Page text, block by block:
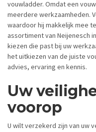
vouwladder. Omdat een
meerdere werkzaamheden.
waardoor hij makkelijk mee
assortiment van Neijenesch
kiezen die past bij uw
het uitkiezen van de juiste
advies, ervaring en kennis.
Uw
voorop
U wilt verzekerd zijn van uw